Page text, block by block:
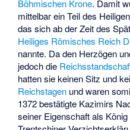
Böhmischen Krone. Damit
mittelbar ein Teil des
das sich ab der Zeit des
Heiliges Römisches Reich
nannte. Da den Herzögen
jedoch die
hatten sie keinen Sitz und
Reichstagen und waren
1372 bestätigte Kazimirs
seiner Eigenschaft als